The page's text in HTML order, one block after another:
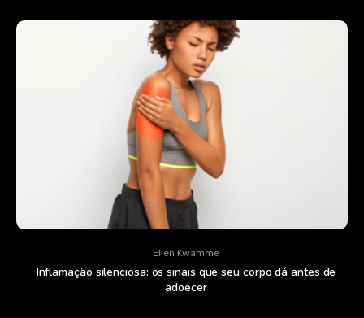
Ellen Kwamme
Inflamação silenciosa: os sinais que seu corpo dá antes de
adoecer